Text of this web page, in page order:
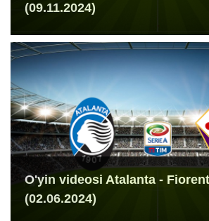
(09.11.2024)
O'yin videosi Atalanta -
(02.06.2024)